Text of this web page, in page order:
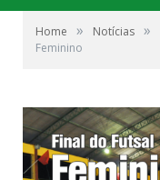
Home » Notícias »
Feminino